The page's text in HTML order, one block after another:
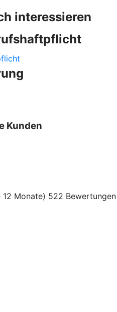
interessieren
Kunden
Monate) 522 Bewertungen